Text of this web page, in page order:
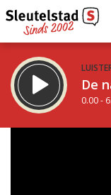
De
0.00 -